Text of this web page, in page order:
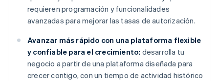
requieren programación y funcionalidades
avanzadas para mejorar las tasas de autorización.
Avanzar más rápido con una plataforma flexible
y confiable para el crecimiento: desarrolla tu
negocio a partir de una plataforma diseñada para
crecer contigo, con un tiempo de actividad histórico